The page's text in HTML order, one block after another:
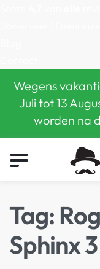
Wegens
Juli tot 13
worden na
Tag:
Sphinx 3